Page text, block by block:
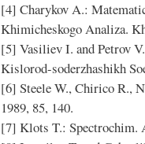
[4] Charykov A.:
Khimicheskogo Analiza.
[5] Vasiliev I. and Petrov
Kislorod-soderzhashikh
[6] Steele W., Chirico R.,
1989, 85, 140.
[7] Klots T.: Spectrochim.